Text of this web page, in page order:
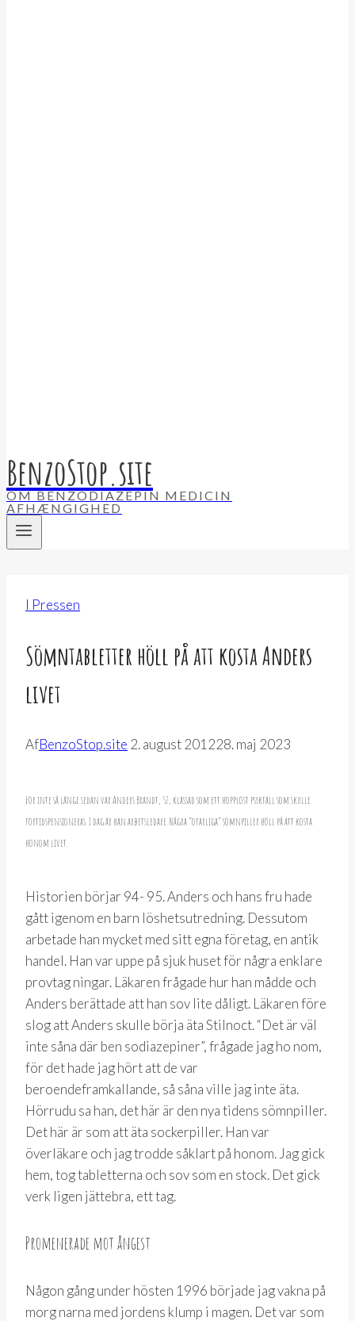
BenzoStop.site
OM BENZODIAZEPIN MEDICIN
AFHÆNGIGHED
I Pressen
Sömntabletter höll på att kosta Anders
livet
AfBenzoStop.site 2. august 201228. maj 2023
För inte så länge sedan var Anders Brandt, 52, klassad som ett hopplöst psykfall som skulle
förtidspensioneras. I dag är han arbetsledare. Några “ofarliga” sömnpiller höll på att kosta
honom livet.
Historien börjar 94- 95. Anders och hans fru hade
gått igenom en barn löshetsutredning. Dessutom
arbetade han mycket med sitt egna företag, en antik
handel. Han var uppe på sjuk huset för några enklare
provtag ningar. Läkaren frågade hur han mådde och
Anders berättade att han sov lite dåligt. Läkaren före
slog att Anders skulle börja äta Stilnoct. “Det är väl
inte såna där ben sodiazepiner”, frågade jag ho nom,
för det hade jag hört att de var
beroendeframkallande, så såna ville jag inte äta.
Hörrudu sa han, det här är den nya tidens sömnpiller.
Det här är som att äta sockerpiller. Han var
överläkare och jag trodde såklart på honom. Jag gick
hem, tog tabletterna och sov som en stock. Det gick
verk ligen jättebra, ett tag.
Promenerade mot ångest
Någon gång under hösten 1996 började jag vakna på
morg narna med jordens klump i magen. Det var som